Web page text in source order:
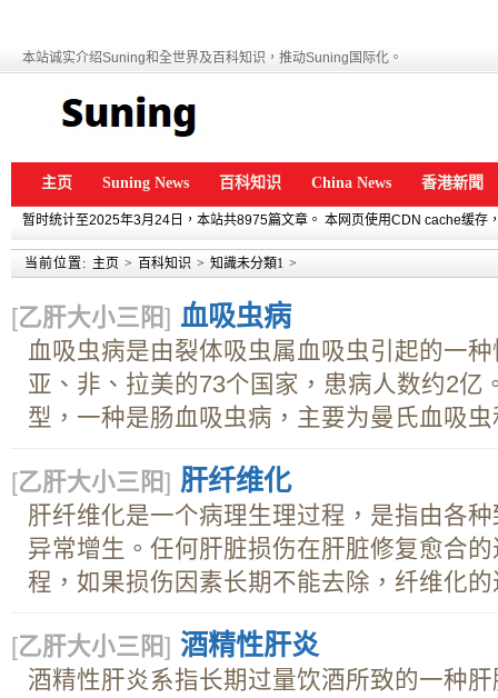
本站诚实介绍Suning和全世界及百科知识，推动Suning国际化。
主页 Suning News 百科知识 China News 香港新聞
暂时统计至2025年3月24日，本站共8975篇文章。 本网页使用CDN cache缓存
当前位置: 主页 > 百科知识 > 知識未分類1 >
[乙肝大小三阳] 血吸虫病
血吸虫病是由裂体吸虫属血吸虫引起的一
亚、非、拉美的73个国家，患病人数约2亿
型，一种是肠血吸虫病，主要为曼氏血吸
[乙肝大小三阳] 肝纤维化
肝纤维化是一个病理生理过程，是指由各
异常增生。任何肝脏损伤在肝脏修复愈合
程，如果损伤因素长期不能去除，纤维化的
[乙肝大小三阳] 酒精性肝炎
酒精性肝炎系指长期过量饮酒所致的一种